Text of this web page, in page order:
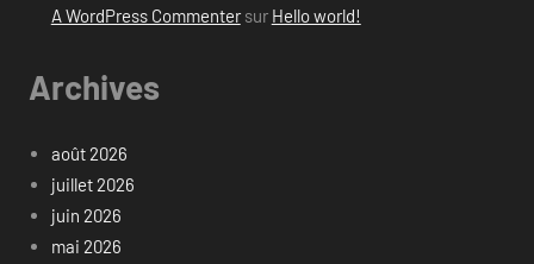
A WordPress Commentersur Hello world!
Archives
août 2026
juillet 2026
juin 2026
mai 2026